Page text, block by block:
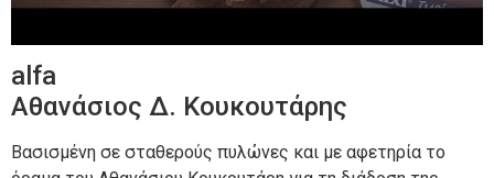
alfa
Αθανάσιος Δ. Κουκουτάρης
Βασισμένη σε σταθερούς πυλώνες και με αφετηρία το